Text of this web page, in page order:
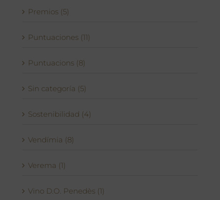
Premios (5)
Puntuaciones (11)
Puntuacions (8)
Sin categoría (5)
Sostenibilidad (4)
Vendímia (8)
Verema (1)
Vino D.O. Penedès (1)